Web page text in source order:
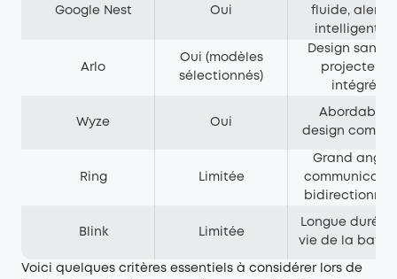
Google Nest Oui
fluide, alertes
intelligentes
Arlo
Oui (modèles
sélectionnés)
Design sans
projecteur
intégré
Wyze Oui
Abordable,
design
Ring Limitée
Grand angle,
Blink Limitée
Longue durée
vie de la
Voici quelques critères essentiels à considérer lors de